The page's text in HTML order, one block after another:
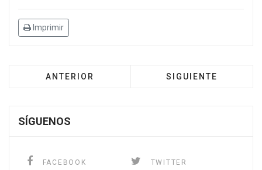
Imprimir
ANTERIOR SIGUIENTE
SÍGUENOS
FACEBOOK TWITTER